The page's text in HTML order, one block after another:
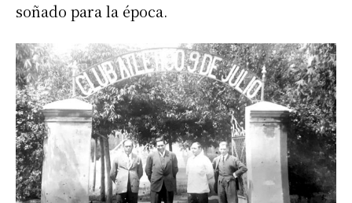
soñado para la época.